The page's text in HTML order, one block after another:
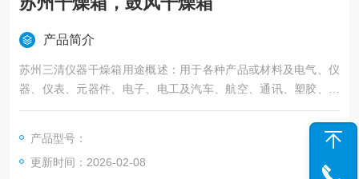
产品简介
苏州三清仪器干燥箱用途概述：用于各种产品或材料及电气、仪
器、仪表、元器件、电子、电工及汽车、航空、通讯、塑胶、机
械、化工、食品、五金工具在恒温环境条件下作干燥处理和各种
产品型号：
更新时间：2026-02-08